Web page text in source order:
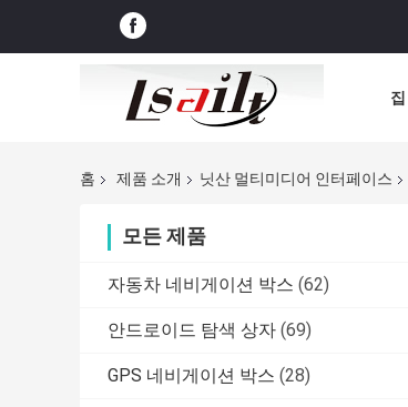
집
홈 제품 소개 닛산 멀티미디어 인터페이스
모든 제품
자동차 네비게이션 박스 (62)
안드로이드 탐색 상자 (69)
GPS 네비게이션 박스 (28)